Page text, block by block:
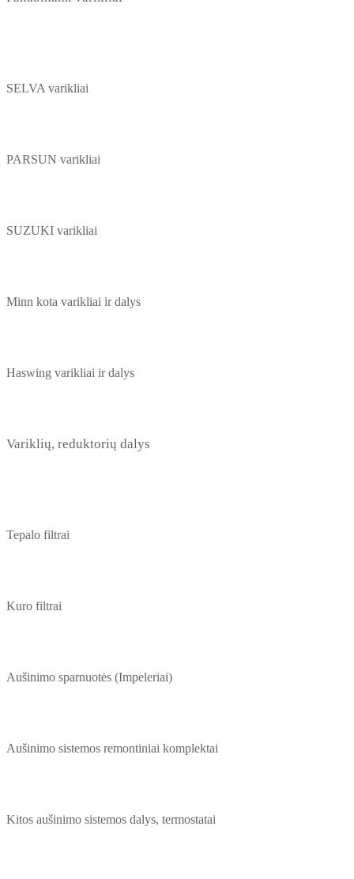
SELVA varikliai
PARSUN varikliai
SUZUKI varikliai
Minn kota varikliai ir dalys
Haswing varikliai ir dalys
Variklių, reduktorių dalys
Tepalo filtrai
Kuro filtrai
Aušinimo sparnuotės (Impeleriai)
Aušinimo sistemos remontiniai komplektai
Kitos aušinimo sistemos dalys, termostatai